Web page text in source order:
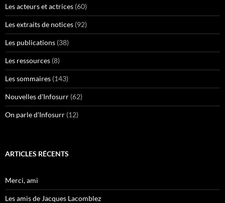
Les acteurs et actrices (60)
Les extraits de notices (92)
Les publications (38)
Les ressources (8)
Les sommaires (143)
Nouvelles d'Infosurr (62)
On parle d'Infosurr (12)
ARTICLES RÉCENTS
Merci, ami
Les amis de Jacques Lacomblez